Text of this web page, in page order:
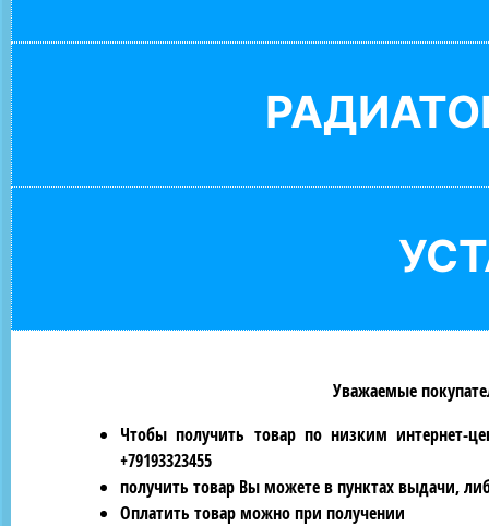
Уважаемые
Чтобы получить товар по низким интернет-
+79193323455
получить товар Вы можете в пунктах выдачи,
Оплатить товар можно при получении